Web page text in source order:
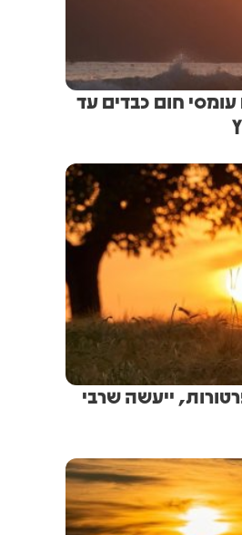
חום כבדים עד
ייעשה שרבי